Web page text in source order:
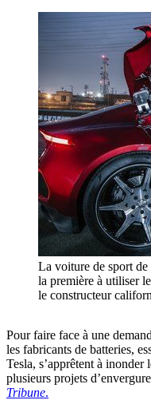
La voiture de sport
la première à utiliser
le constructeur
Pour faire face à une
les fabricants de batteries,
Tesla, s’apprêtent à
plusieurs projets
Tribune.